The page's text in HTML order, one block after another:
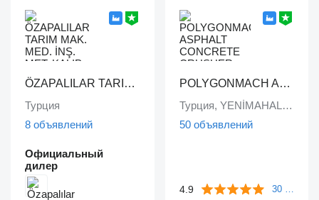
ÖZAPALILAR TARIM MAK. MED. İNŞ. MET. KALIP DÖKÜM SAN. LTD. ŞTİ.
Турция
8 объявлений
Официальный
дилер
POLYGONMACH ASPHALT CONCRETE CRUSHER SYSTEMS
Турция, YENİMAHALLE/ ANKARA /
50 объявлений
4.9 30 отзывов